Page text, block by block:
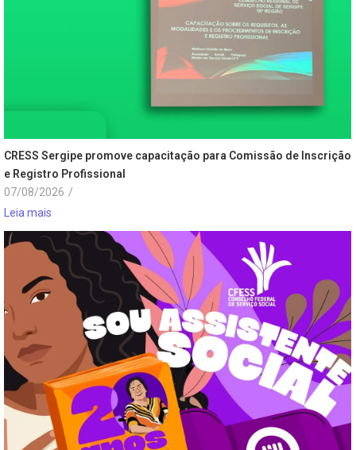
CRESS Sergipe promove capacitação para Comissão de Inscrição
e Registro Profissional
07/08/2026 /
Leia mais